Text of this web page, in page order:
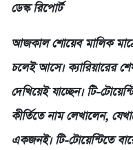
ডেস্ক রিপোর্ট
আজকাল শোয়েব মালিক
চলেই আসে। ক্যারিয়ারের
দেখিয়েই যাচ্ছেন। টি-
কীর্তিতে নাম লেখালেন,
একজনই। টি-টোয়েন্টিতে